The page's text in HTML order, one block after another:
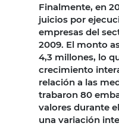
Finalmente, en
juicios por
empresas del
2009. El monto
4,3 millones, lo
crecimiento
relación a las
trabaron 80
valores durante
una variación